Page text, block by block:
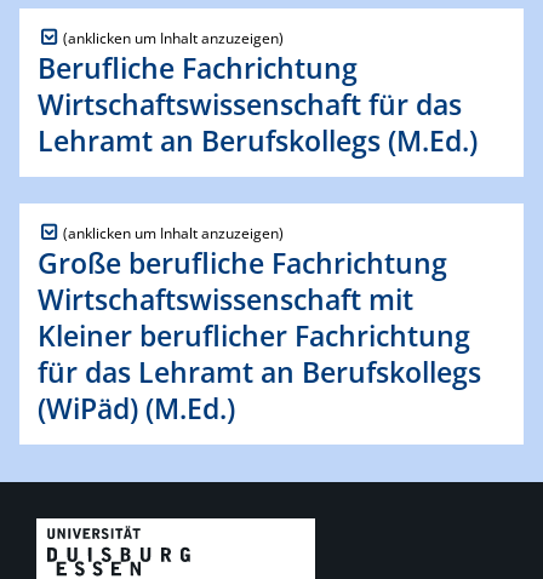
Berufliche Fachrichtung
Wirtschaftswissenschaft für das
Lehramt an Berufskollegs (M.Ed.)
Große berufliche Fachrichtung
Wirtschaftswissenschaft mit
Kleiner beruflicher Fachrichtung
für das Lehramt an Berufskollegs
(WiPäd) (M.Ed.)